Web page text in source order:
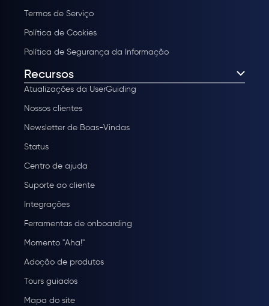
Termos de Serviço
Política de Cookies
Política de Segurança da Informação
Recursos
Atualizações da UserGuiding
Nossos clientes
Newsletter de Boas-Vindas
Status
Centro de ajuda
Suporte ao cliente
Integrações
Ferramentas de onboarding
Momento "Aha!"
Adoção de produtos
Tours guiados
Mapa do site